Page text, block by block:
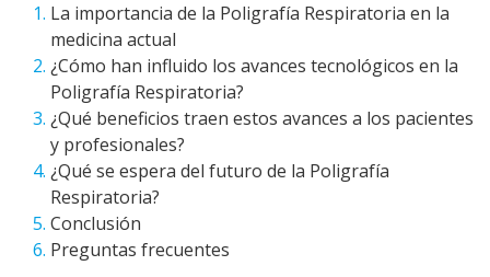
La importancia de la Poligrafía Respiratoria en la
medicina actual
¿Cómo han influido los avances tecnológicos en la
Poligrafía Respiratoria?
¿Qué beneficios traen estos avances a los pacientes
y profesionales?
¿Qué se espera del futuro de la Poligrafía
Respiratoria?
Conclusión
Preguntas frecuentes